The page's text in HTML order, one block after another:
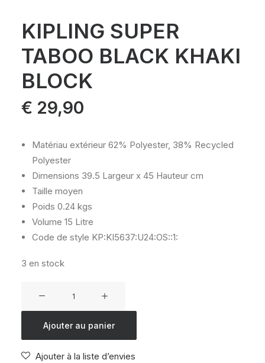
KIPLING SUPER
TABOO BLACK KHAKI
BLOCK
€ 29,90
Matériau extérieur 62% Polyester, 38% Recycled
Polyester
Dimensions 39.5 Largeur x 45 Hauteur cm
Taille moyen
Poids 0.24 kgs
Volume 15 Litre
Code de style KP:KI5637:U24:OS::1:
3 en stock
SUPER
BLACK
Ajouter au panier
Ajouter à la liste d’envies